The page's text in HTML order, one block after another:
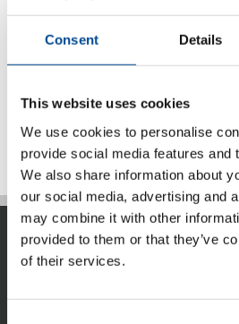
Consent Details
This website uses cookies
We use cookies to personalise
provide social media features and
We also share information about
our social media, advertising and
may combine it with other
provided to them or that they’ve
of their services.
Detaljer